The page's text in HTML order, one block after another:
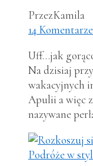
PrzezKamila
14 Komentarze
Uff…jak
Na dzisiaj
wakacyjnych
Apulii a więc
nazywane
Podróże w